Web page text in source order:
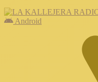
Android